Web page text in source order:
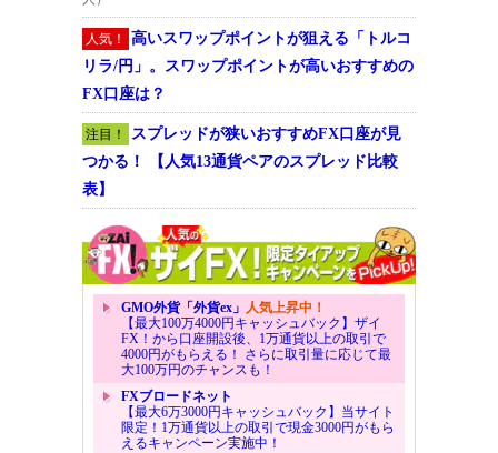
人気！
高いスワップポイントが狙える「トルコ
リラ/円」。スワップポイントが高いおすすめの
FX口座は？
注目！
スプレッドが狭いおすすめFX口座が見
つかる！ 【人気13通貨ペアのスプレッド比較
表】
GMO外貨「外貨ex」 人気上昇中！
【最大100万4000円キャッシュバック】ザイ
FX！から口座開設後、1万通貨以上の取引で
4000円がもらえる！ さらに取引量に応じて最
大100万円のチャンスも！
FXブロードネット
【最大6万3000円キャッシュバック】当サイト
限定！1万通貨以上の取引で現金3000円がもら
えるキャンペーン実施中！